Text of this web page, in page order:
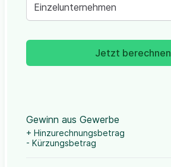
Einzelunternehmen
Jetzt berechnen
Gewinn aus Gewerbe
+ Hinzurechnungsbetrag
- Kürzungsbetrag